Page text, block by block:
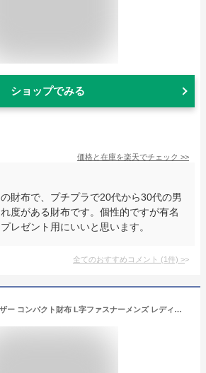
ショップでみる
価格と在庫を楽天でチェック >>
財布で、プチプラで20代から30代の男
度がある財布です。個性的ですが有名
レゼント用にいいと思います。
全てのおすすめコメント (1件) >
財布 本革 栃木レザー コンパクト財布 L字ファスナーメンズ レディース 手作り 日本製 全7色 DARK BROWN(ダークブラウン, 横12cmx高さ9．5cmx厚さ5mm)